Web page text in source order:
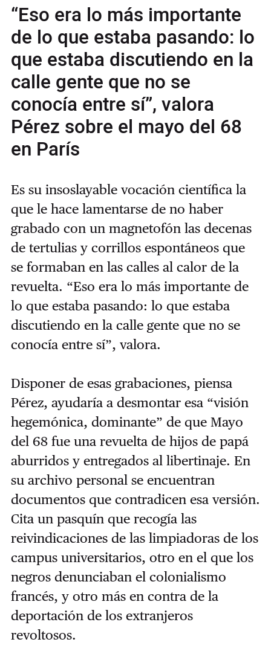
“Eso era lo más importante
de lo que estaba pasando: lo
que estaba discutiendo en la
calle gente que no se
conocía entre sí”, valora
Pérez sobre el mayo del 68
en París
Es su insoslayable vocación científica la
que le hace lamentarse de no haber
grabado con un magnetofón las decenas
de tertulias y corrillos espontáneos que
se formaban en las calles al calor de la
revuelta. “Eso era lo más importante de
lo que estaba pasando: lo que estaba
discutiendo en la calle gente que no se
conocía entre sí”, valora.
Disponer de esas grabaciones, piensa
Pérez, ayudaría a desmontar esa “visión
hegemónica, dominante” de que Mayo
del 68 fue una revuelta de hijos de papá
aburridos y entregados al libertinaje. En
su archivo personal se encuentran
documentos que contradicen esa versión.
Cita un pasquín que recogía las
reivindicaciones de las limpiadoras de los
campus universitarios, otro en el que los
negros denunciaban el colonialismo
francés, y otro más en contra de la
deportación de los extranjeros
revoltosos.